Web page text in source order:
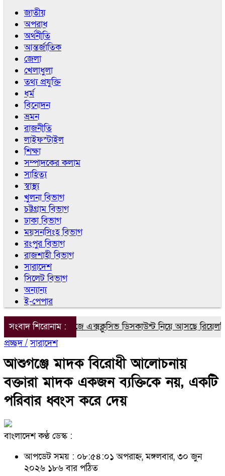
জাতীয়
অপরাধ
অর্থনীতি
আন্তর্জাতিক
জেলা
খেলাধুলা
তথ্য প্রযুক্তি
ধর্ম
বিনোদন
ভ্রমন
রাজনীতি
লাইফস্টাইল
শিক্ষা
সম্পাদকের কলাম
সাহিত্য
স্বাস্থ্য
খুলনা বিভাগ
চট্টগ্রাম বিভাগ
ঢাকা বিভাগ
ময়সনসিংহ বিভাগ
রংপুর বিভাগ
রাজশাহী বিভাগ
সারাদেশ
সিলেট বিভাগ
অন্যান্য
ই-পেপার
সংবাদ শিরোনাম :
জন্য দারাজে এক্সক্লুসিভ ডিসকাউন্ট নিয়ে আসছে রিয়েলমি
প্রচ্ছদ / সারাদেশ
আশুগঞ্জে মাদক বিরোধী আলোচনায়
বক্তারা মাদক একজন ব্যক্তিকে নয়, একটি
পরিবার ধ্বংস করে দেয়
বাংলাদেশ কণ্ঠ ডেস্ক :
আপডেট সময় : ০৮:৫৪:০১ অপরাহ্ন, মঙ্গলবার, ৩০ জুন
২০২৬ ১৮৬ বার পঠিত